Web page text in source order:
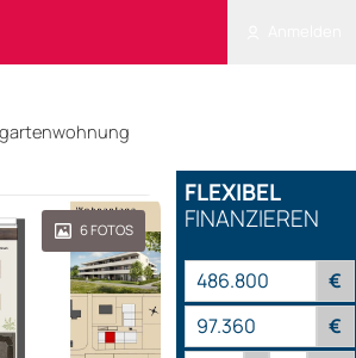
FLEXIBEL
FINANZIEREN
€
€
6FOTOS